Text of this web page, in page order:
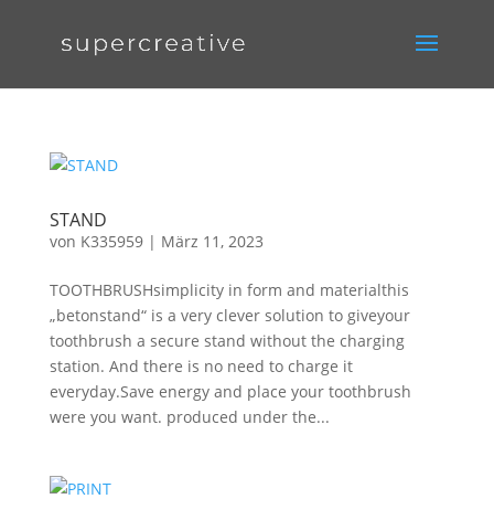
STAND
von K335959| März 11, 2023
TOOTHBRUSHsimplicity in form and materialthis
„betonstand“ is a very clever solution to giveyour
toothbrush a secure stand without the charging
station. And there is no need to charge it
everyday.Save energy and place your toothbrush
were you want. produced under the...